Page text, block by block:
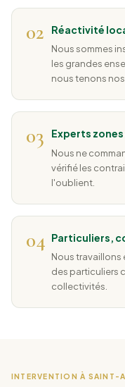
02
Réactivité
Nous sommes
les grandes
nous tenons nos
03
Experts zones
Nous ne
vérifié les
l'oublient.
04 Particuliers,
Nous travaillons
des particuliers
collectivités.
INTERVENTION À SAINT-